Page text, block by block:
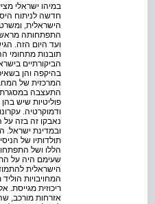
במיהו ישראלי
חדשה לניתוח
הישראלית,
ועד היום הזה.
תובנות מתחומי
הביקורתיים
בהיקפה והן
המרכזית של
התעצבה במסגרת
פוליטיות שיש
ודמוקרטיה.
נאבקו זה בזה על
ובמדינת ישראל.
תולדותיו של
הללו ושל
שעימם היה על
הישראלית
המחויבויות
ריכוזית מגייסת.
אזרחות מורכב,